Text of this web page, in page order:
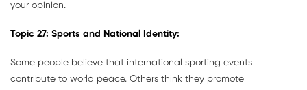
your opinion.
Topic 27: Sports and National Identity:
Some people believe that international sporting events
contribute to world peace. Others think they promote